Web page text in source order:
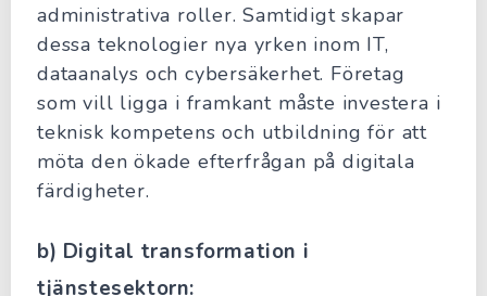
administrativa roller. Samtidigt skapar
dessa teknologier nya yrken inom IT,
dataanalys och cybersäkerhet. Företag
som vill ligga i framkant måste investera i
teknisk kompetens och utbildning för att
möta den ökade efterfrågan på digitala
färdigheter.
b) Digital transformation i
tjänstesektorn: